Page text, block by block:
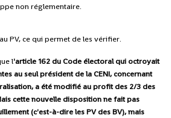
non réglementaire.
PV, ce qui permet de les vérifier.
l'article 162 du Code électoral qui octroyait
au seul président de la CENI, concernant
a été modifié au profit des 2/3 des
cette nouvelle disposition ne fait pas
(c'est-à-dire les PV des BV), mais